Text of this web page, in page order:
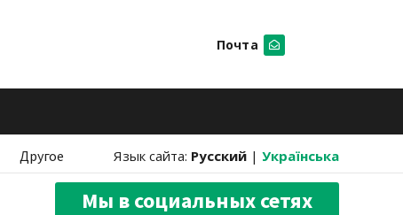
Почта
Другое Язык сайта: Русский | Українська
Мы в социальных сетях